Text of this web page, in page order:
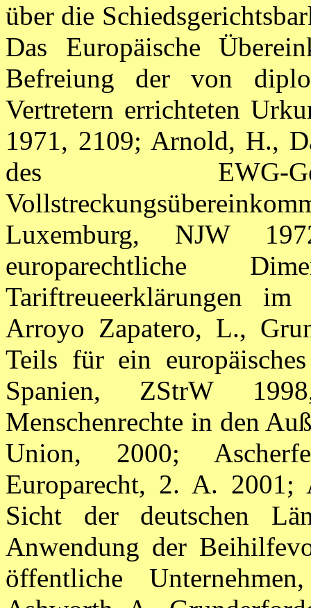
über die
Das Europäische
Befreiung der von
Vertretern errichteten
1971, 2109; Arnold, H.,
des EWG-
Luxemburg, NJW
europarechtliche
Tariftreueerklärungen im
Arroyo Zapatero, L.,
Teils für ein
Spanien, ZStrW
Menschenrechte in den
Union, 2000;
Europarecht, 2. A. 2001;
Sicht der deutschen
Anwendung der
öffentliche